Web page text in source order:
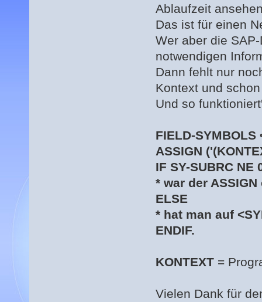
Ablaufzeit
Das ist für einen
Wer aber die
notwendigen
Dann fehlt nur
Kontext und
Und so
FIELD-SYMBOLS
ASSIGN
IF SY-SUBRC NE
* war der
ELSE
* hat man auf
ENDIF.
KONTEXT =
Vielen Dank für